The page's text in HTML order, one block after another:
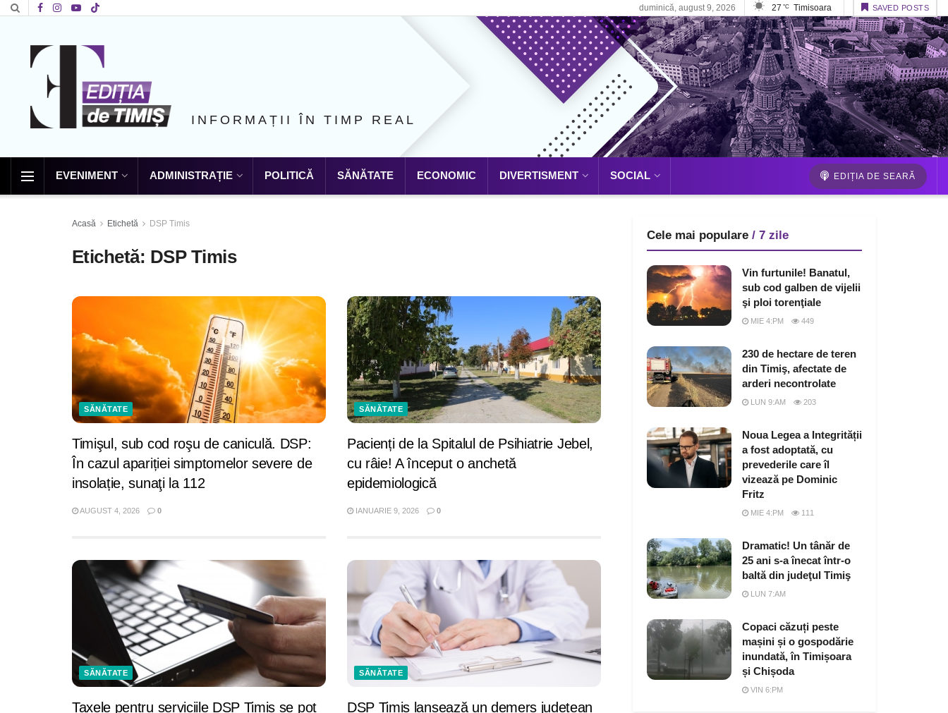
duminică, august 9, 2026 27 °C Timisoara SAVED POSTS
INFORMAȚII ÎN TIMP REAL
EVENIMENT ADMINISTRAȚIE POLITICĂ SĂNĂTATE ECONOMIC DIVERTISMENT SOCIAL EDIȚIA DE SEARĂ
Acasă Etichetă DSP Timis
Etichetă: DSP Timis
SĂNĂTATE
Timişul, sub cod roşu de caniculă. DSP:
În cazul apariției simptomelor severe de
insolație, sunaţi la 112
AUGUST 4, 2026 0
SĂNĂTATE
Pacienți de la Spitalul de Psihiatrie Jebel,
cu râie! A început o anchetă
epidemiologică
IANUARIE 9, 2026 0
SĂNĂTATE
Taxele pentru serviciile DSP Timiș se pot
SĂNĂTATE
DSP Timiș lansează un demers județean
Cele mai populare / 7 zile
Vin furtunile! Banatul,
sub cod galben de vijelii
şi ploi torenţiale
MIE 4:PM 449
230 de hectare de teren
din Timiş, afectate de
arderi necontrolate
LUN 9:AM 203
Noua Legea a Integrității
a fost adoptată, cu
prevederile care îl
vizează pe Dominic
Fritz
MIE 4:PM 111
Dramatic! Un tânăr de
25 ani s-a înecat într-o
baltă din judeţul Timiş
LUN 7:AM
Copaci căzuți peste
mașini și o gospodărie
inundată, în Timișoara
și Chișoda
VIN 6:PM